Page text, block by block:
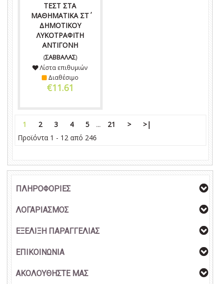
ΤΕΣΤ ΣΤΑ
ΜΑΘΗΜΑΤΙΚΑ ΣΤ΄
ΔΗΜΟΤΙΚΟΥ
ΛΥΚΟΤΡΑΦΙΤΗ
ΑΝΤΙΓΟΝΗ
(ΣΑΒΒΑΛΑΣ)
Λίστα επιθυμιών
Διαθέσιμο
€11.61
1 2 3 4 5 ... 21 >
>|
Προϊόντα 1 - 12 από 246
ΠΛΗΡΟΦΟΡΙΕΣ
ΛΟΓΑΡΙΑΣΜΟΣ
ΕΞΕΛΙΞΗ ΠΑΡΑΓΓΕΛΙΑΣ
ΕΠΙΚΟΙΝΩΝΙΑ
ΑΚΟΛΟΥΘΗΣΤΕ ΜΑΣ